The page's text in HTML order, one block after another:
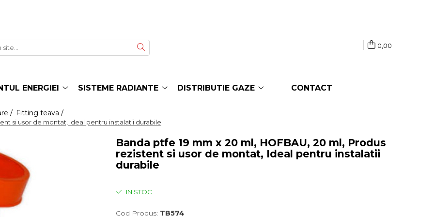
0,00
ENERGIEI SISTEME RADIANTE DISTRIBUTIE GAZE CONTACT
/ Fitting teava /
si usor de montat, Ideal pentru instalatii durabile
Banda ptfe 19 mm x 20 ml, HOFBAU, 20 ml, Produs
rezistent si usor de montat, Ideal pentru instalatii
durabile
IN STOC
Cod Produs: TB574